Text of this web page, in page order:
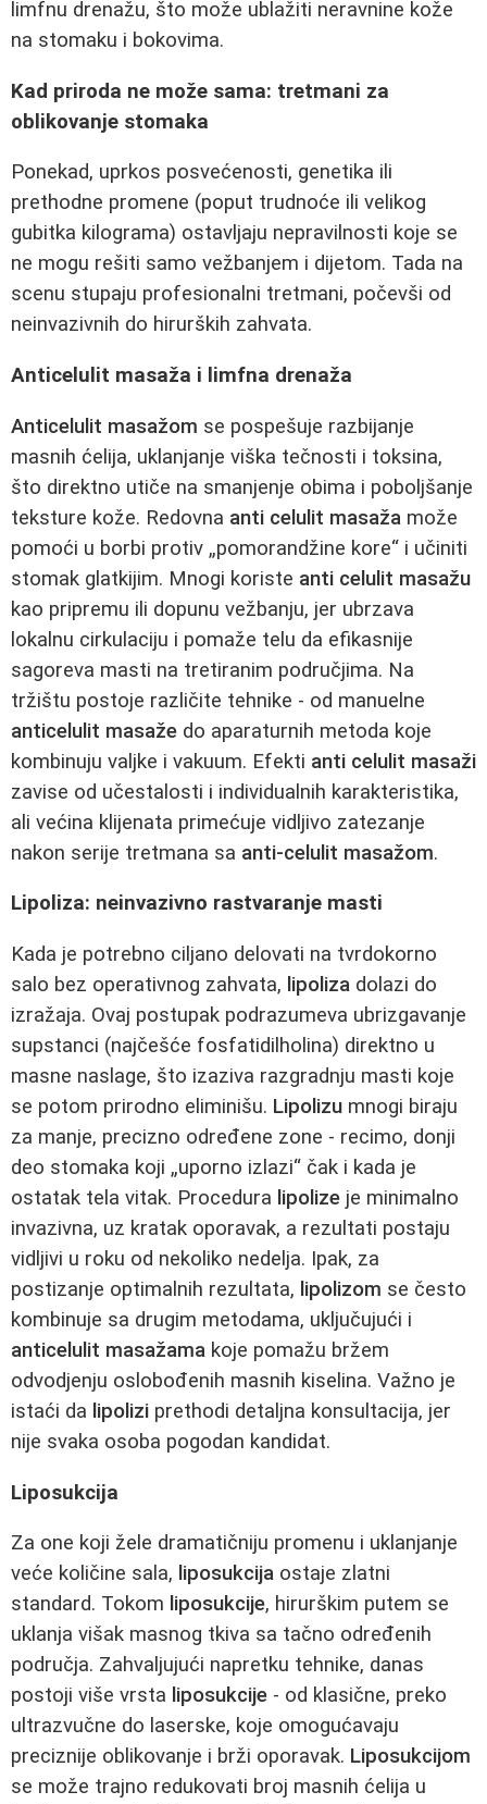
limfnu drenažu, što može ublažiti neravnine kože
na stomaku i bokovima.
Kad priroda ne može sama: tretmani za
oblikovanje stomaka
Ponekad, uprkos posvećenosti, genetika ili
prethodne promene (poput trudnoće ili velikog
gubitka kilograma) ostavljaju nepravilnosti koje se
ne mogu rešiti samo vežbanjem i dijetom. Tada na
scenu stupaju profesionalni tretmani, počevši od
neinvazivnih do hirurških zahvata.
Anticelulit masaža i limfna drenaža
Anticelulit masažom se pospešuje razbijanje
masnih ćelija, uklanjanje viška tečnosti i toksina,
što direktno utiče na smanjenje obima i poboljšanje
teksture kože. Redovna anti celulit masaža može
pomoći u borbi protiv „pomorandžine kore“ i učiniti
stomak glatkijim. Mnogi koriste anti celulit masažu
kao pripremu ili dopunu vežbanju, jer ubrzava
lokalnu cirkulaciju i pomaže telu da efikasnije
sagoreva masti na tretiranim područjima. Na
tržištu postoje različite tehnike - od manuelne
anticelulit masaže do aparaturnih metoda koje
kombinuju valjke i vakuum. Efekti anti celulit masaži
zavise od učestalosti i individualnih karakteristika,
ali većina klijenata primećuje vidljivo zatezanje
nakon serije tretmana sa anti-celulit masažom.
Lipoliza: neinvazivno rastvaranje masti
Kada je potrebno ciljano delovati na tvrdokorno
salo bez operativnog zahvata, lipoliza dolazi do
izražaja. Ovaj postupak podrazumeva ubrizgavanje
supstanci (najčešće fosfatidilholina) direktno u
masne naslage, što izaziva razgradnju masti koje
se potom prirodno eliminišu. Lipolizu mnogi biraju
za manje, precizno određene zone - recimo, donji
deo stomaka koji „uporno izlazi“ čak i kada je
ostatak tela vitak. Procedura lipolize je minimalno
invazivna, uz kratak oporavak, a rezultati postaju
vidljivi u roku od nekoliko nedelja. Ipak, za
postizanje optimalnih rezultata, lipolizom se često
kombinuje sa drugim metodama, uključujući i
anticelulit masažama koje pomažu bržem
odvodjenju oslobođenih masnih kiselina. Važno je
istaći da lipolizi prethodi detaljna konsultacija, jer
nije svaka osoba pogodan kandidat.
Liposukcija
Za one koji žele dramatičniju promenu i uklanjanje
veće količine sala, liposukcija ostaje zlatni
standard. Tokom liposukcije, hirurškim putem se
uklanja višak masnog tkiva sa tačno određenih
područja. Zahvaljujući napretku tehnike, danas
postoji više vrsta liposukcije - od klasične, preko
ultrazvučne do laserske, koje omogućavaju
preciznije oblikovanje i brži oporavak. Liposukcijom
se može trajno redukovati broj masnih ćelija u